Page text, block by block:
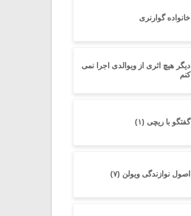
خانواده گوارنری
دیگر هیچ اثرى از ویوالدى اجرا نمى
کنم
گفتگو با ریچی (۱)
اصول نوازندگی ویولن (۷)